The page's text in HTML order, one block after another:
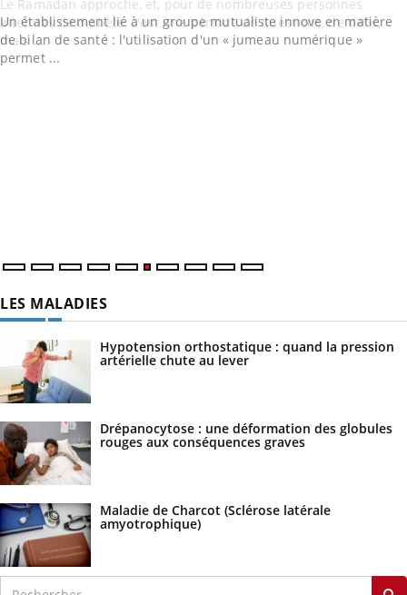
Un établissement lié à un groupe mutualiste innove en matière
de bilan de santé : l'utilisation d'un « jumeau numérique »
permet ...
LES MALADIES
Hypotension orthostatique : quand la pression
artérielle chute au lever
Drépanocytose : une déformation des globules
rouges aux conséquences graves
Maladie de Charcot (Sclérose latérale
amyotrophique)